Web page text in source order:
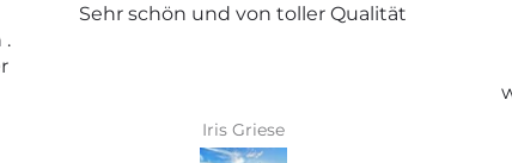
Entspricht genau meiner
Qualität .
Karin Bader